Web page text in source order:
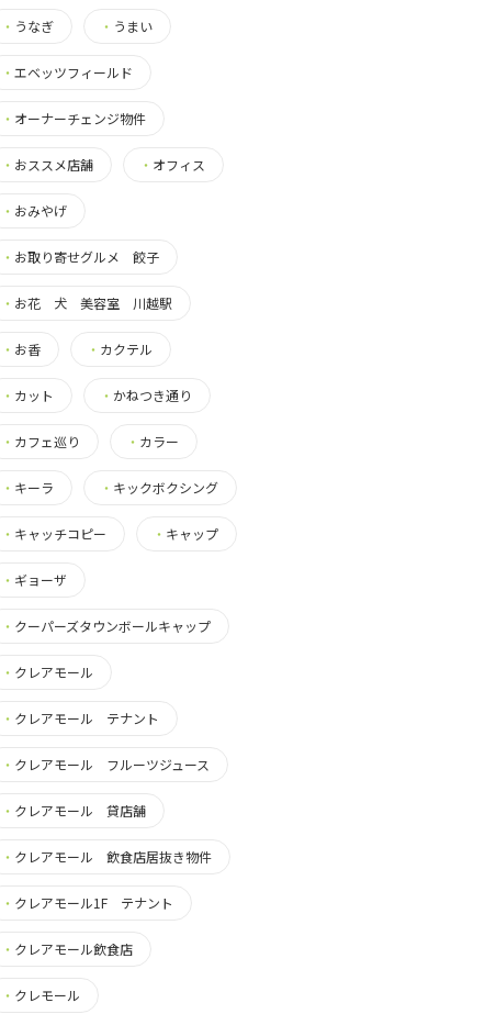
・ うなぎ ・ うまい
・ エベッツフィールド
・ オーナーチェンジ物件
・ おススメ店舗 ・ オフィス
・ おみやげ
・ お取り寄せグルメ 餃子
・ お花 犬 美容室 川越駅
・ お香 ・ カクテル
・ カット ・ かねつき通り
・ カフェ巡り ・ カラー
・ キーラ ・ キックボクシング
・ キャッチコピー ・ キャップ
・ ギョーザ
・ クーパーズタウンボールキャップ
・ クレアモール
・ クレアモール テナント
・ クレアモール フルーツジュース
・ クレアモール 貸店舗
・ クレアモール 飲食店居抜き物件
・ クレアモール1F テナント
・ クレアモール飲食店
・ クレモール